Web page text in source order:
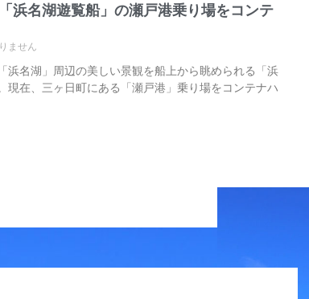
浜名湖遊覧船」の瀬戸港乗り場をコンテ
ません
浜名湖」周辺の美しい景観を船上から眺められる「浜
現在、三ヶ日町にある「瀬戸港」乗り場をコンテナハ